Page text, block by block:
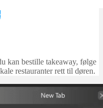
kan bestille takeaway, følge
restauranter rett til døren.